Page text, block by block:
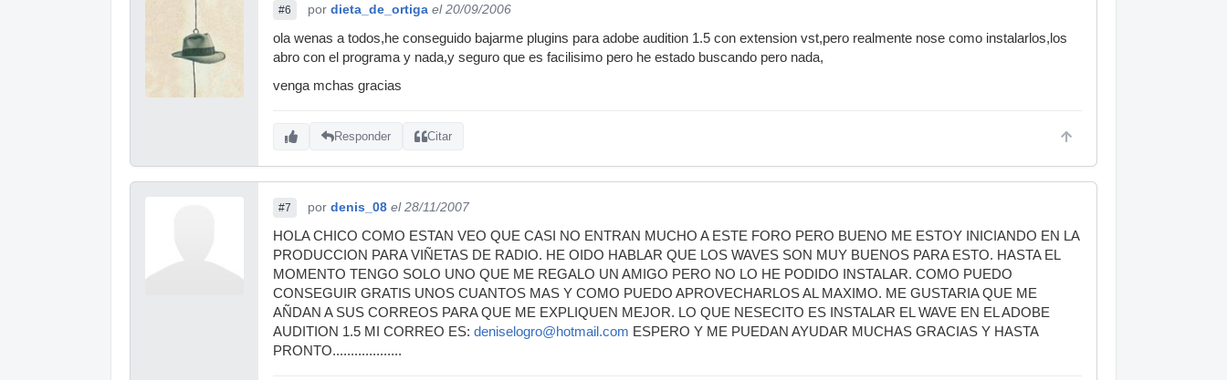
#6 por dieta_de_ortiga el 20/09/2006
ola wenas a todos,he conseguido bajarme plugins para adobe audition 1.5 con extension vst,pero realmente nose como instalarlos,los
abro con el programa y nada,y seguro que es facilisimo pero he estado buscando pero nada,
venga mchas gracias
Responder Citar
#7 por denis_08 el 28/11/2007
HOLA CHICO COMO ESTAN VEO QUE CASI NO ENTRAN MUCHO A ESTE FORO PERO BUENO ME ESTOY INICIANDO EN LA
PRODUCCION PARA VIÑETAS DE RADIO. HE OIDO HABLAR QUE LOS WAVES SON MUY BUENOS PARA ESTO. HASTA EL
MOMENTO TENGO SOLO UNO QUE ME REGALO UN AMIGO PERO NO LO HE PODIDO INSTALAR. COMO PUEDO
CONSEGUIR GRATIS UNOS CUANTOS MAS Y COMO PUEDO APROVECHARLOS AL MAXIMO. ME GUSTARIA QUE ME
AÑDAN A SUS CORREOS PARA QUE ME EXPLIQUEN MEJOR. LO QUE NESECITO ES INSTALAR EL WAVE EN EL ADOBE
AUDITION 1.5 MI CORREO ES: deniselogro@hotmail.com ESPERO Y ME PUEDAN AYUDAR MUCHAS GRACIAS Y HASTA
PRONTO...................